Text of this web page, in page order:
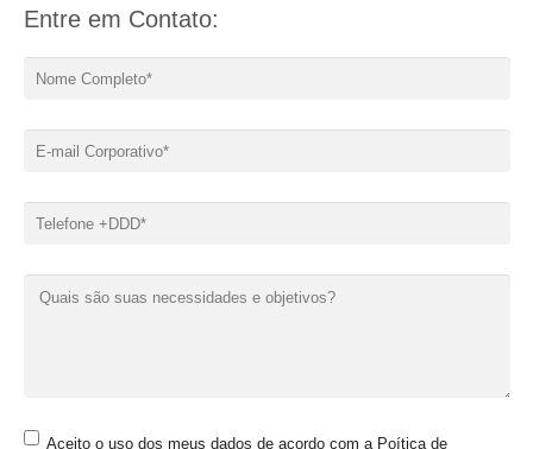
Entre em Contato:
Aceito o uso dos meus dados de acordo com a Poítica de